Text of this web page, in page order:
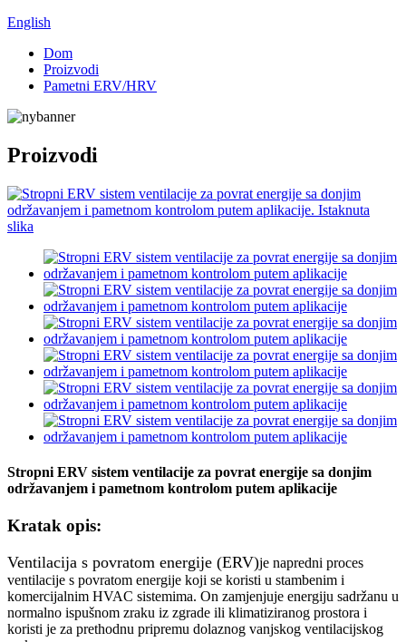
English
Dom
Proizvodi
Pametni ERV/HRV
Proizvodi
Stropni ERV sistem ventilacije za povrat energije sa donjim
održavanjem i pametnom kontrolom putem aplikacije
Kratak opis:
Ventilacija s povratom energije (ERV)je napredni proces
ventilacije s povratom energije koji se koristi u stambenim i
komercijalnim HVAC sistemima. On zamjenjuje energiju sadržanu u
normalno ispušnom zraku iz zgrade ili klimatiziranog prostora i
koristi je za prethodnu pripremu dolaznog vanjskog ventilacijskog